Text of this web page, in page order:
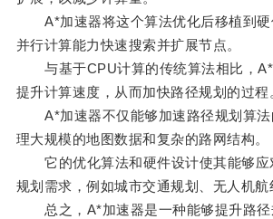
A*加速器将这个算法优化后移植到硬
并行计算能力快速搜索并扩展节点。
与基于CPU计算的传统算法相比，A*
提升计算速度，从而加快路径规划的过程
A*加速器不仅能够加速路径规划算法
理大规模的地图数据和复杂的路网结构。
它的优化算法和硬件设计使其能够应
规划需求，例如城市交通规划、无人机航
总之，A*加速器是一种能够提升路径